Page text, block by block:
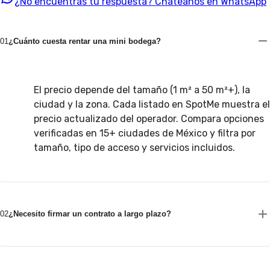
01 ¿Cuánto cuesta rentar una mini bodega?
El precio depende del tamaño (1 m² a 50 m²+), la
ciudad y la zona. Cada listado en SpotMe muestra el
precio actualizado del operador. Compara opciones
verificadas en 15+ ciudades de México y filtra por
tamaño, tipo de acceso y servicios incluidos.
02¿Necesito firmar un contrato a largo plazo?